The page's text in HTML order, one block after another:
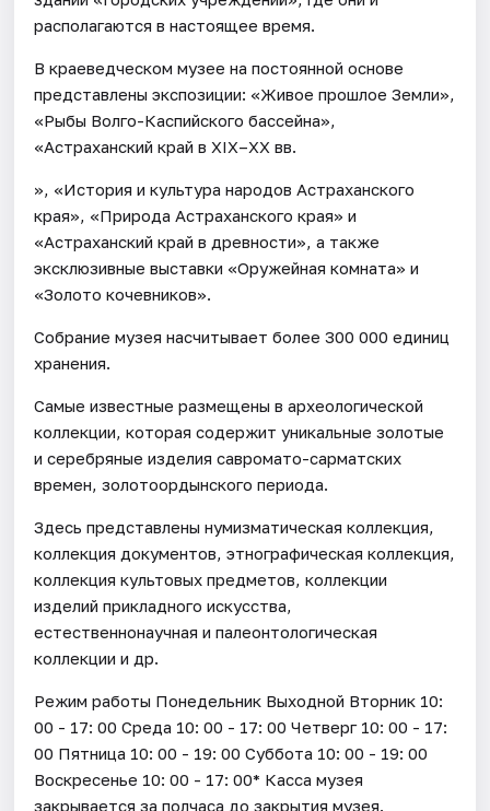
располагаются в настоящее время.
В краеведческом музее на постоянной основе
представлены экспозиции: «Живое прошлое Земли»,
«Рыбы Волго-Каспийского бассейна»,
«Астраханский край в XIX–XX вв.
», «История и культура народов Астраханского
края», «Природа Астраханского края» и
«Астраханский край в древности», а также
эксклюзивные выставки «Оружейная комната» и
«Золото кочевников».
Собрание музея насчитывает более 300 000 единиц
хранения.
Самые известные размещены в археологической
коллекции, которая содержит уникальные золотые
и серебряные изделия савромато-сарматских
времен, золотоордынского периода.
Здесь представлены нумизматическая коллекция,
коллекция документов, этнографическая коллекция,
коллекция культовых предметов, коллекции
изделий прикладного искусства,
естественнонаучная и палеонтологическая
коллекции и др.
Режим работы Понедельник Выходной Вторник 10:
00 - 17: 00 Среда 10: 00 - 17: 00 Четверг 10: 00 - 17:
00 Пятница 10: 00 - 19: 00 Суббота 10: 00 - 19: 00
Воскресенье 10: 00 - 17: 00* Касса музея
закрывается за полчаса до закрытия музея.